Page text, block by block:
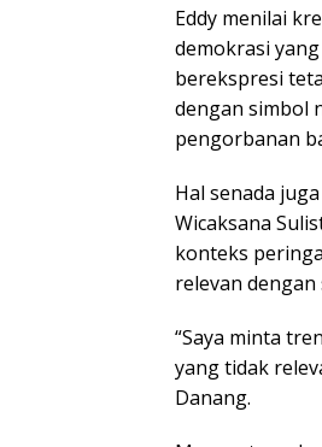
Eddy menilai
demokrasi
berekspresi
dengan simbol
pengorbanan
Hal senada
Wicaksana
konteks
relevan
“Saya minta
yang tidak
Danang.